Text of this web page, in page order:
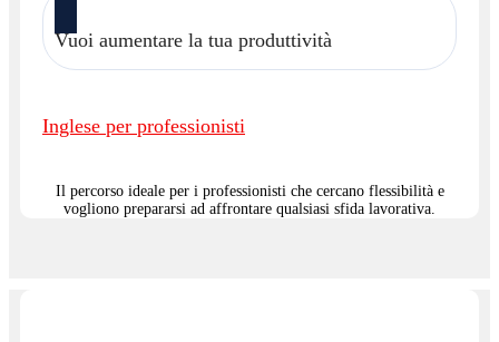
Vuoi aumentare la tua produttività
Inglese per professionisti
Il percorso ideale per i professionisti che cercano flessibilità e
vogliono prepararsi ad affrontare qualsiasi sfida lavorativa.